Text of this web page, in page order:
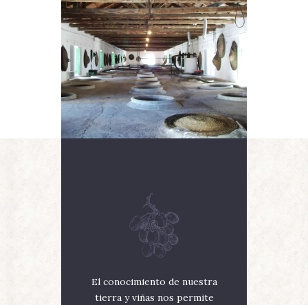
El conocimiento de nuestra
tierra y viñas nos permite